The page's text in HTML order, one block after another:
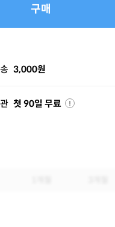
구매
3,000원
첫 90일 무료